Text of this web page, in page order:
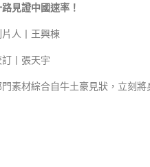
見證中國速率！
人丨王興棟
丨張天宇
素材綜合自牛土豪見狀，立刻